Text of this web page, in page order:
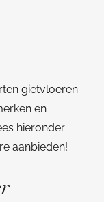
gietvloeren
en
hieronder
aanbieden!